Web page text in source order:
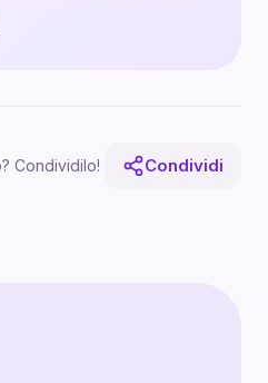
Condividilo! Condividi